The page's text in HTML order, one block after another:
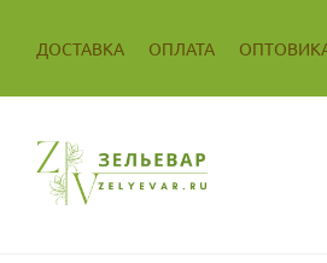
ДОСТАВКА ОПЛАТА